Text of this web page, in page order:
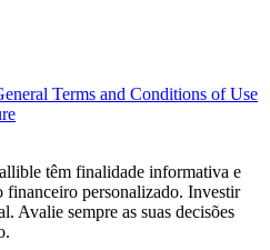
Terms and Conditions of Use
têm finalidade informativa e
financeiro personalizado. Investir
Avalie sempre as suas decisões